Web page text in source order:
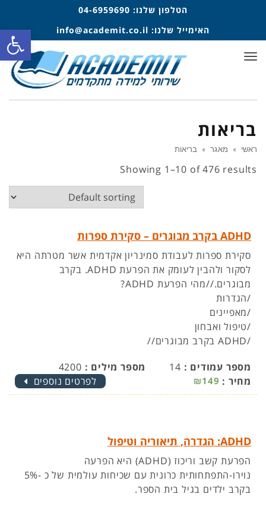
פתח
הטלפון שלנו: 04-6959690
האימייל שלנו: info@academit.co.il
תפריט
בריאות
ראשי » מאגר » בריאות
Showing 1–10 of 476 results
ADHD בקרב מבוגרים – סקירת ספרות
סקירת ספרות לעבודת סמינריון אקדמית אשר מטרתה היא
לסקור ולהבין לעומק את הפרעת ADHD. בקרב
מבוגרים.//מהי הפרעת ADHD?
/הגדרות
/מאפיינים
/טיפול ואבחון
/ADHD בקרב מבוגרים//
מספר עמודים : 14 מספר מילים : 4200
מחיר : ₪149 לפרטים נוספים
ADHD: הגדרה, תיאוריה וטיפול
הפרעת קשב וריכוז (ADHD) היא הפרעה
נוירו-התפתחותית כרונית עם שכיחות עולמית של כ -5%
בקרב ילדים בגיל בית הספר.